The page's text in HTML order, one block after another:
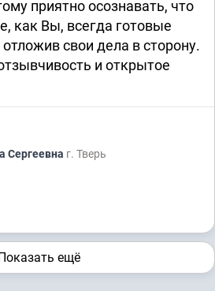
приятно осознавать, что
как Вы, всегда готовые
свои дела в сторону.
и открытое
Сергеевна г. Тверь
ещё